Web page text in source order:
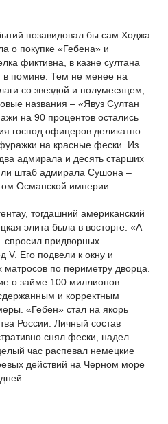
позавидовал бы сам Ходжа
о покупке «Гебена» и
фиктивна, в казне султана
в помине. Тем не менее на
со звездой и полумесяцем,
названия – «Явуз Султан
на 90 процентов остались
господ офицеров деликатно
на красные фески. Из
адмирала и десять старших
штаб адмирала Сушона –
Османской империи.
тогдашний американский
элита была в восторге. «А
спросил придворных
V. Его подвели к окну и
по периметру дворца.
о займе 100 миллионов
и корректным
«Гебен» стал на якорь
России. Личный состав
снял фески, надел
час распевал немецкие
действий на Черном море